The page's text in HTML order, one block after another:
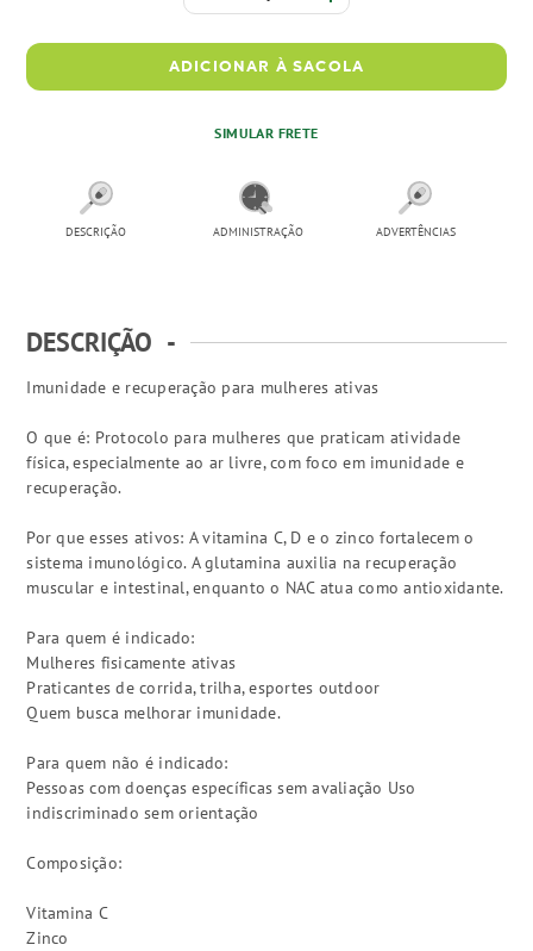
ADICIONAR À SACOLA
SIMULAR FRETE
DESCRIÇÃO ADMINISTRAÇÃO ADVERTÊNCIAS
DESCRIÇÃO -
Imunidade e recuperação para mulheres ativas
O que é: Protocolo para mulheres que praticam atividade
física, especialmente ao ar livre, com foco em imunidade e
recuperação.
Por que esses ativos: A vitamina C, D e o zinco fortalecem o
sistema imunológico. A glutamina auxilia na recuperação
muscular e intestinal, enquanto o NAC atua como antioxidante.
Para quem é indicado:
Mulheres fisicamente ativas
Praticantes de corrida, trilha, esportes outdoor
Quem busca melhorar imunidade.
Para quem não é indicado:
Pessoas com doenças específicas sem avaliação Uso
indiscriminado sem orientação
Composição:
Vitamina C
Zinco